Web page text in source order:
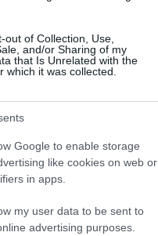
out of Collection, Use,
and/or Sharing of my
that Is Unrelated with the
which it was collected.
Google to enable storage
like cookies on web or
in apps.
my user data to be sent to
advertising purposes.
ΜΑΣ